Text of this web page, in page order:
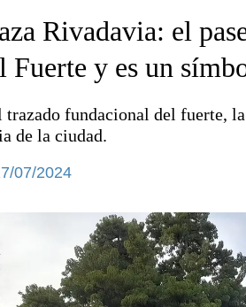
El país
Federal A
Aplausos
Cines
y campo
Economía
Rivadavia: el
Fuerte y es un
trazado fundacional del fuerte,
de la ciudad.
07/2024